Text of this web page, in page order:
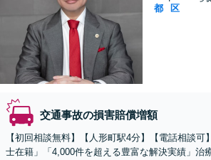
都
区
交通事故の損害賠償増額
【初回相談無料】【人形町駅4分】【電話相談可
士在籍」「4,000件を超える豊富な解決実績」治